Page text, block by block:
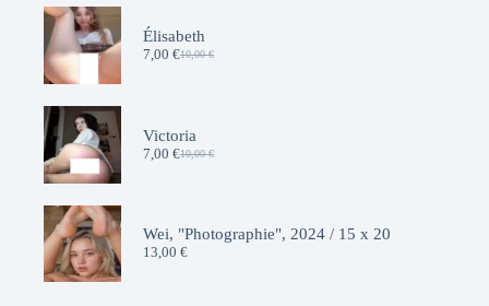
Élisabeth
10,00€
Le
10,00 €.
7,00 €Le
7,00 €.
Victoria
10,00€
Le
10,00 €.
7,00 €Le
7,00 €.
Wei, "Photographie", 2024 / 15 x 20
13,00 €